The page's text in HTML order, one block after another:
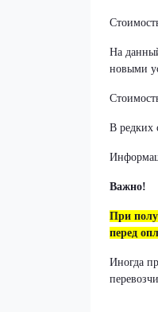
На
новыми
В редких
Важно!
При
перед
Иногда